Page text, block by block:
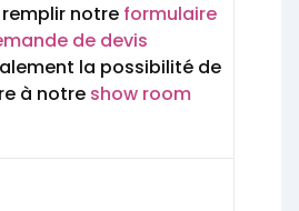
notre formulaire
de devis
la possibilité de
à notre show room